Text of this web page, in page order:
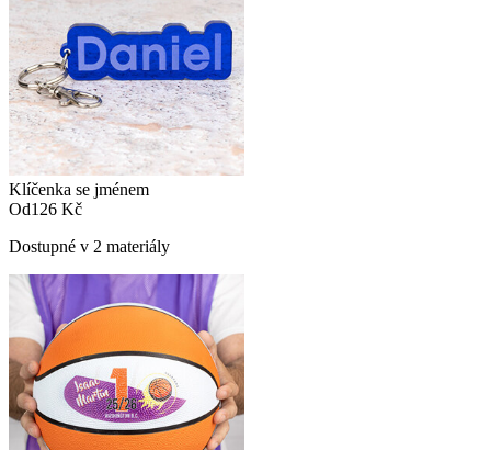
Klíčenka se jménem
Od126 Kč
Dostupné v 2 materiály